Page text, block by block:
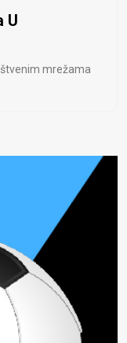
U
mrežama